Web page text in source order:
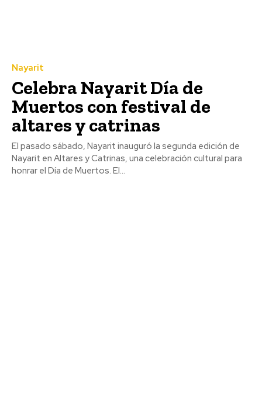
Nayarit
Celebra Nayarit Día de
Muertos con festival de
altares y catrinas
El pasado sábado, Nayarit inauguró la segunda edición de
Nayarit en Altares y Catrinas, una celebración cultural para
honrar el Día de Muertos. El...